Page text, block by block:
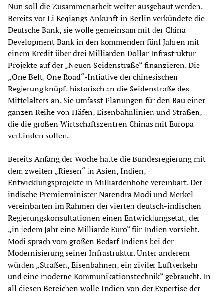
Nun soll die Zusammenarbeit weiter ausgebaut werden.
Bereits vor Li Keqiangs Ankunft in Berlin verkündete die
Deutsche Bank, sie wolle gemeinsam mit der China
Development Bank in den kommenden fünf Jahren mit
einem Kredit über drei Milliarden Dollar Infrastruktur-
Projekte auf der „Neuen Seidenstraße“ finanzieren. Die
„One Belt, One Road“-Intiativeder chinesischen
Regierung knüpft historisch an die Seidenstraße des
Mittelalters an. Sie umfasst Planungen für den Bau einer
ganzen Reihe von Häfen, Eisenbahnlinien und Straßen,
die die großen Wirtschaftszentren Chinas mit Europa
verbinden sollen.
Bereits Anfang der Woche hatte die Bundesregierung mit
dem zweiten „Riesen“ in Asien, Indien,
Entwicklungsprojekte in Milliardenhöhe vereinbart. Der
indische Premierminister Narendra Modi und Merkel
vereinbarten im Rahmen der vierten deutsch-indischen
Regierungskonsultationen einen Entwicklungsetat, der
„in jedem Jahr eine Milliarde Euro“ für Indien vorsieht.
Modi sprach vom großen Bedarf Indiens bei der
Modernisierung seiner Infrastruktur. Unter anderem
würden „Straßen, Eisenbahnen, ein ziviler Luftverkehr
und eine moderne Kommunikationstechnik“ gebraucht. In
all diesen Bereichen wolle Indien von der Expertise der